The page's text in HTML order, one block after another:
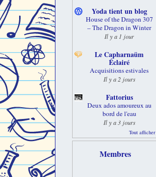
Yoda tient un blog
House of the Dragon 307
– The Dragon in Winter
Il y a 1 jour
Le Capharnaüm
Éclairé
Acquisitions estivales
Il y a 2 jours
Fattorius
Deux ados amoureux au
bord de l'eau
Il y a 3 jours
Tout afficher
Membres